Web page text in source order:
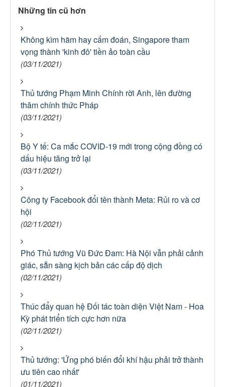
Những tin cũ hơn
Không kìm hãm hay cấm đoán, Singapore tham
vọng thành 'kinh đô' tiền ảo toàn cầu
(03/11/2021)
Thủ tướng Phạm Minh Chính rời Anh, lên đường
thăm chính thức Pháp
(03/11/2021)
Bộ Y tế: Ca mắc COVID-19 mới trong cộng đồng có
dấu hiệu tăng trở lại
(03/11/2021)
Công ty Facebook đổi tên thành Meta: Rủi ro và cơ
hội
(02/11/2021)
Phó Thủ tướng Vũ Đức Đam: Hà Nội vẫn phải cảnh
giác, sẵn sàng kịch bản các cấp độ dịch
(02/11/2021)
Thúc đẩy quan hệ Đối tác toàn diện Việt Nam - Hoa
Kỳ phát triển tích cực hơn nữa
(02/11/2021)
Thủ tướng: 'Ứng phó biến đổi khí hậu phải trở thành
ưu tiên cao nhất'
(01/11/2021)